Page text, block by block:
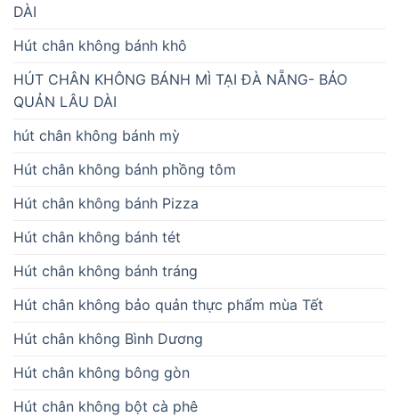
DÀI
Hút chân không bánh khô
HÚT CHÂN KHÔNG BÁNH MÌ TẠI ĐÀ NẴNG- BẢO
QUẢN LÂU DÀI
hút chân không bánh mỳ
Hút chân không bánh phồng tôm
Hút chân không bánh Pizza
Hút chân không bánh tét
Hút chân không bánh tráng
Hút chân không bảo quản thực phẩm mùa Tết
Hút chân không Bình Dương
Hút chân không bông gòn
Hút chân không bột cà phê